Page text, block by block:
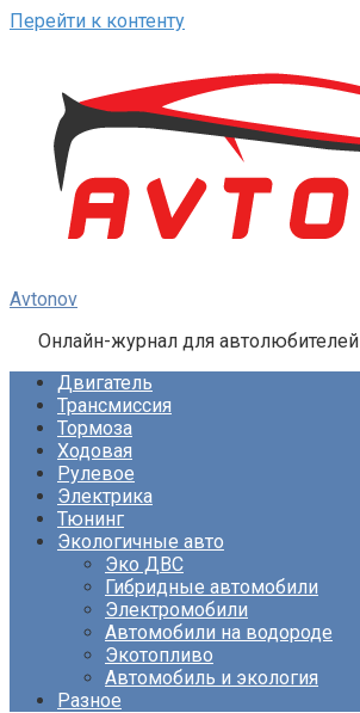
Перейти к контенту
Avtonov
Онлайн-журнал для автолюбителей
Двигатель
Трансмиссия
Тормоза
Ходовая
Рулевое
Электрика
Тюнинг
Экологичные авто
Эко ДВС
Гибридные автомобили
Электромобили
Автомобили на водороде
Экотопливо
Автомобиль и экология
Разное